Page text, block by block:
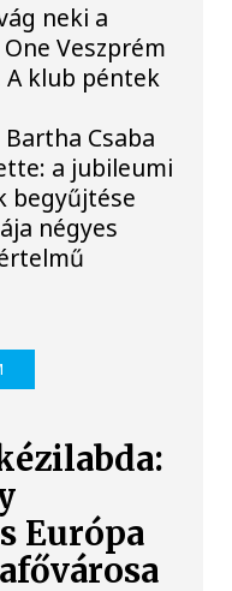
neki a
Veszprém
klub péntek
Csaba
a jubileumi
begyűjtése
négyes
Európa